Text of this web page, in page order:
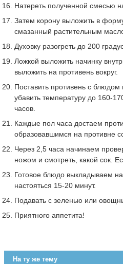
Натереть полученной смесью
Затем корону выложить в
смазанный растительным
Духовку разогреть до 200
Ложкой выложить начинку
выложить на противень вокруг.
Поставить противень с блюдом
убавить температуру до 160-
часов.
Каждые пол часа достаем
образовавшимся на противне
Через 2,5 часа начинаем
ножом и смотреть, какой сок.
Готовое блюдо выкладываем
настояться 15-20 минут.
Подавать с зеленью или
Приятного аппетита!
На ту же тему